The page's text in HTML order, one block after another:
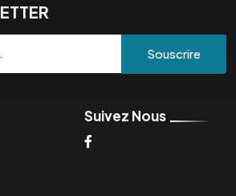
Souscrire
Suivez Nous